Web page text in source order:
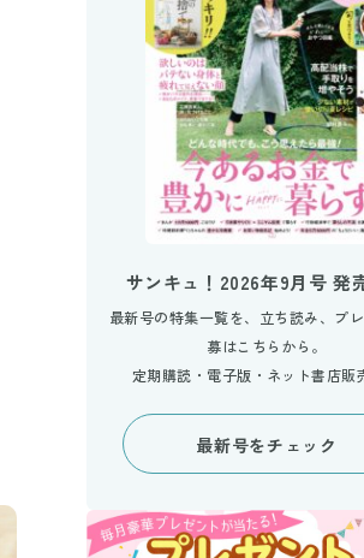
サンキュ！2026年9月号 発
最新号の特集一覧を、立ち読み、プ
募はこちらから。
定期購読・電子版・ネット書店販
最新号をチェック